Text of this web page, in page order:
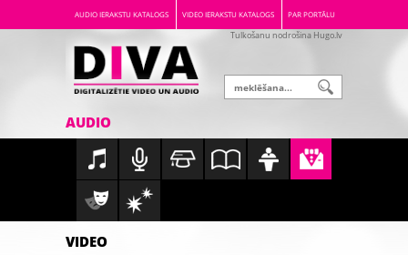
AUDIO IERAKSTU KATALOGS VIDEO IERAKSTU KATALOGS PAR PORTĀLU
Tulkošanu nodrošina Hugo.lv
AUDIO
VIDEO